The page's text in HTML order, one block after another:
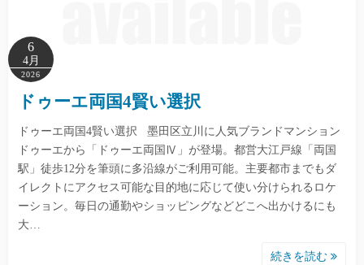
6
4月
2026
ドゥーエ両国4賢い選択
ドゥーエ両国4賢い選択 墨田区立川に人気ブランドマンション
ドゥーエから「ドゥーエ両国Ⅳ」が登場。都営大江戸線「両国
駅」徒歩12分を筆頭に多沿線がご利用可能。主要都市までもダ
イレクトにアクセス可能な目的地に応じて使い分けられるロケ
ーション。毎日の通勤やショッピングなどどこへ出かけるにも
大…
続きを読む